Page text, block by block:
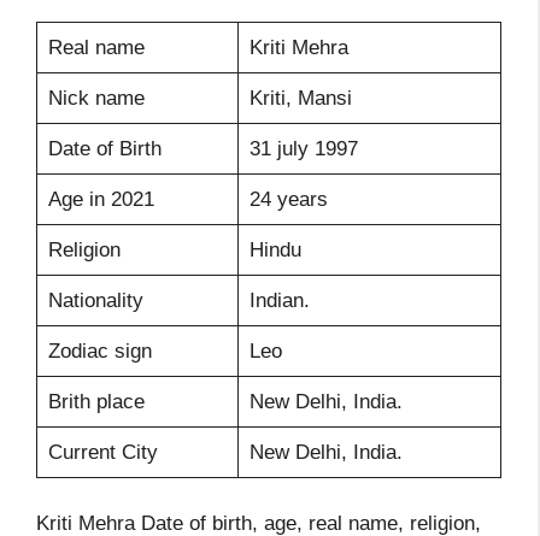
Real name Kriti Mehra
Nick name Kriti, Mansi
Date of Birth 31 july 1997
Age in 2021 24 years
Religion Hindu
Nationality Indian.
Zodiac sign Leo
Brith place New Delhi, India.
Current City New Delhi, India.
Kriti Mehra Date of birth, age, real name, religion,